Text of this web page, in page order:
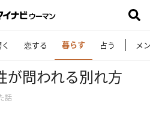
恋する 暮らす 占う メ
が問われる別れ方
話